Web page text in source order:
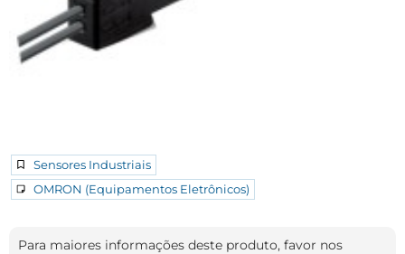
Sensores Industriais
OMRON (Equipamentos Eletrônicos)
Para maiores informações deste produto, favor nos